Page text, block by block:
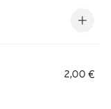
2,00 €